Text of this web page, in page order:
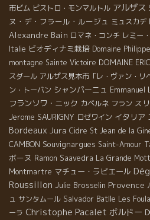
市ビム ビストロ・モンマルトル アルザス
ヌ・デ・フラール・ルージュ ミュスカデ
Alexandre Bain ロマネ・コンチ レミー
Italie ビオディナミ栽培 Domaine
montagne Sainte Victoire DOMAINE
スダール アルザス見本市「レ・ヴァン・リ
ン・トーバン シャンパーニュ Emmanuel
フランソワ・ニック カベルネ フラン ス
Jerome SAURIGNY ロゼワイン イタリア
Bordeaux Jura Cidre St Jean de la
CAMBON Souvignargues Saint-Amour
ボーヌ Ramon Saavedra La Grande
Montmartre マチュー・ラピエール
Roussillon Julie Brosselin Provence
ュ サンタムール Salvador Batlle Les
ーラ Christophe Pacalet ボルドー